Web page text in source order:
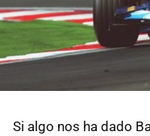
Si algo nos ha dado